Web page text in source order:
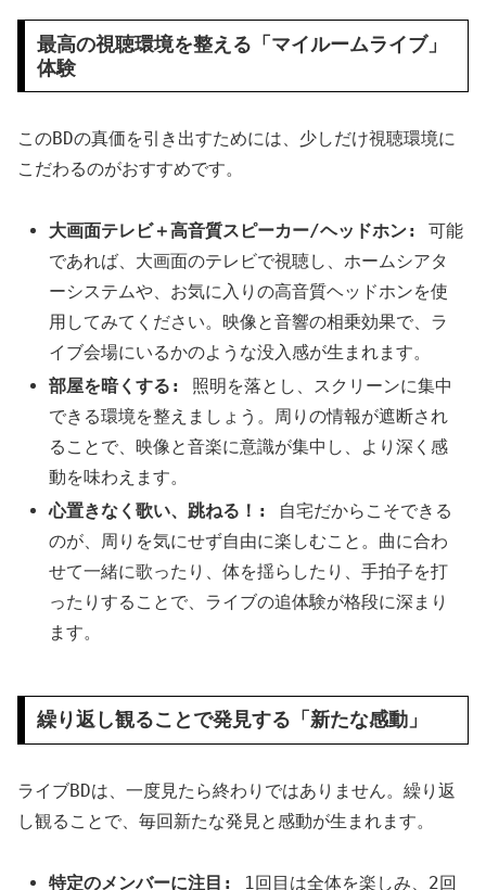
最高の視聴環境を整える「マイルームライブ」
体験
このBDの真価を引き出すためには、少しだけ視聴環境に
こだわるのがおすすめです。
大画面テレビ＋高音質スピーカー/ヘッドホン:
可能
であれば、大画面のテレビで視聴し、ホームシアタ
ーシステムや、お気に入りの高音質ヘッドホンを使
用してみてください。映像と音響の相乗効果で、ラ
イブ会場にいるかのような没入感が生まれます。
部屋を暗くする:
照明を落とし、スクリーンに集中
できる環境を整えましょう。周りの情報が遮断され
ることで、映像と音楽に意識が集中し、より深く感
動を味わえます。
心置きなく歌い、跳ねる！:
自宅だからこそできる
のが、周りを気にせず自由に楽しむこと。曲に合わ
せて一緒に歌ったり、体を揺らしたり、手拍子を打
ったりすることで、ライブの追体験が格段に深まり
ます。
繰り返し観ることで発見する「新たな感動」
ライブBDは、一度見たら終わりではありません。繰り返
し観ることで、毎回新たな発見と感動が生まれます。
特定のメンバーに注目:
1回目は全体を楽しみ、2回